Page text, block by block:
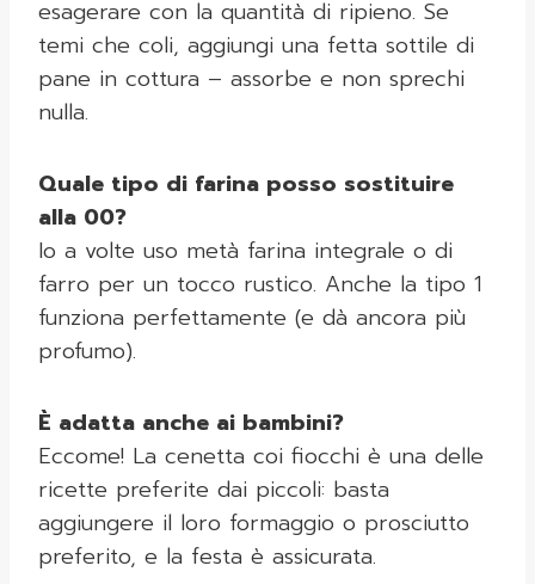
esagerare con la quantità di ripieno. Se
temi che coli, aggiungi una fetta sottile di
pane in cottura – assorbe e non sprechi
nulla.
Quale tipo di farina posso sostituire
alla 00?
Io a volte uso metà farina integrale o di
farro per un tocco rustico. Anche la tipo 1
funziona perfettamente (e dà ancora più
profumo).
È adatta anche ai bambini?
Eccome! La cenetta coi fiocchi è una delle
ricette preferite dai piccoli: basta
aggiungere il loro formaggio o prosciutto
preferito, e la festa è assicurata.